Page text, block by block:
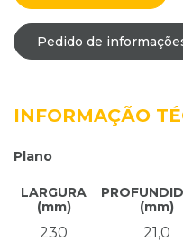
Pedido de
INFORMAÇÃO
Plano
LARGURA
(mm)
(mm)
230 21,0